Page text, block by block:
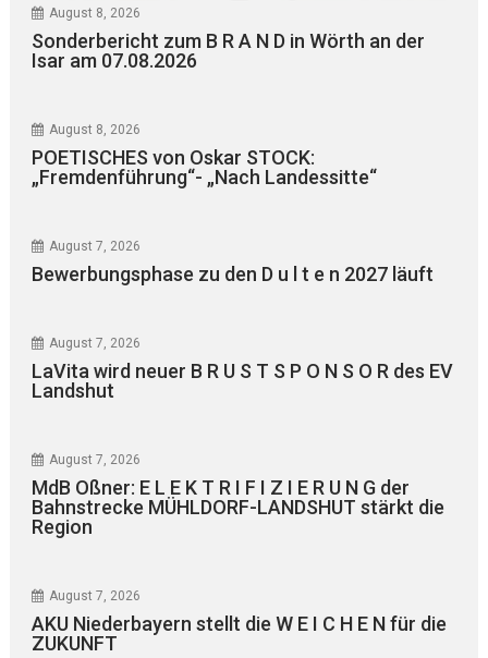
August 8, 2026
Sonderbericht zum B R A N D in Wörth an der
Isar am 07.08.2026
August 8, 2026
POETISCHES von Oskar STOCK:
„Fremdenführung“- „Nach Landessitte“
August 7, 2026
Bewerbungsphase zu den D u l t e n 2027 läuft
August 7, 2026
LaVita wird neuer B R U S T S P O N S O R des EV
Landshut
August 7, 2026
MdB Oßner: E L E K T R I F I Z I E R U N G der
Bahnstrecke MÜHLDORF-LANDSHUT stärkt die
Region
August 7, 2026
AKU Niederbayern stellt die W E I C H E N für die
ZUKUNFT